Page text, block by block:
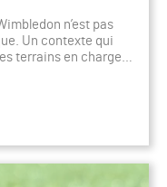
n’est pas
Un contexte qui
terrains en charge…